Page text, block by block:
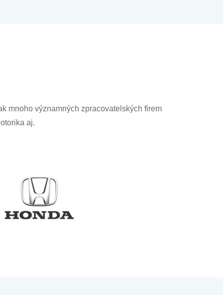
mnoho významných zpracovatelských firem
aj.